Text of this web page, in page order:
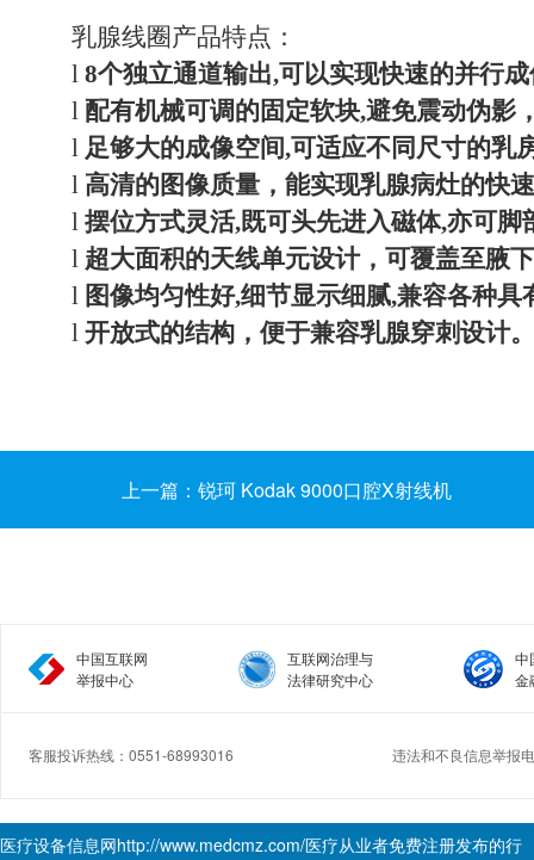
乳腺线圈产品特点：
l 8个独立通道输出,可以实现快速的并行
l 配有机械可调的固定软块,避免震动伪影
l 足够大的成像空间,可适应不同尺寸的乳
l 高清的图像质量，能实现乳腺病灶的快速
l 摆位方式灵活,既可头先进入磁体,亦可脚
l 超大面积的天线单元设计，可覆盖至腋
l 图像均匀性好,细节显示细腻,兼容各种具
l 开放式的结构，便于兼容乳腺穿刺设计。
上一篇：锐珂 Kodak 9000口腔X射线机
中国互联网
举报中心
互联网治理与
法律研究中心
中
金
客服投诉热线：0551-68993016 违法和不良信息举报
医疗设备信息网http://www.medcmz.com/医疗从业者免费注册发布的行